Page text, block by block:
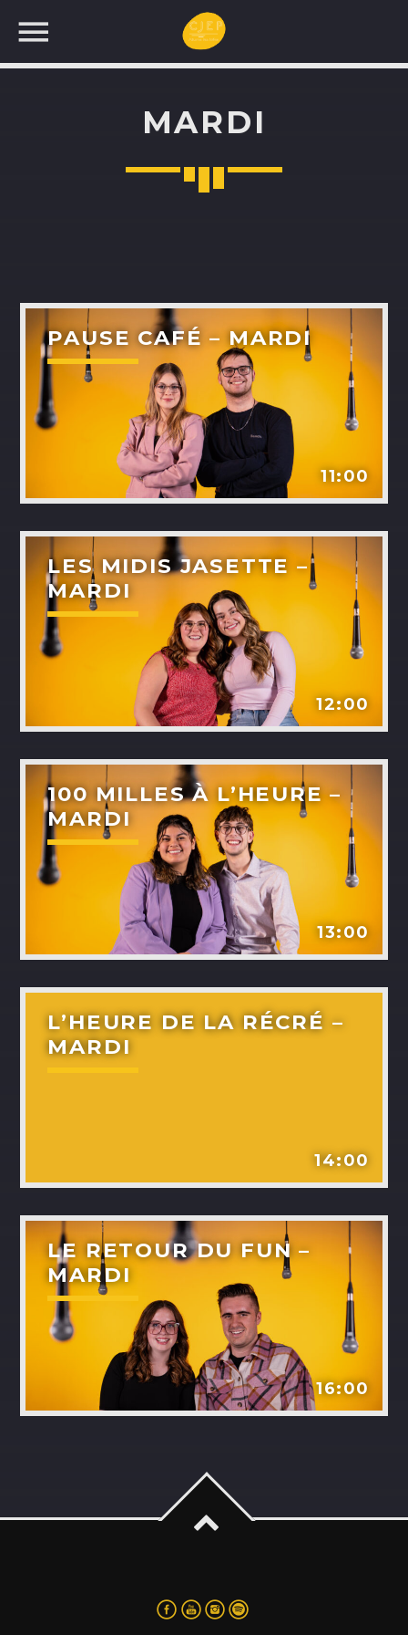
UNE NOUVELLE
NOS ANIMATEURS
JUSTIN SAVOIE
SANDRINE LABELLE
DOMINICK BOUCHARD
H25
ASHLEY COURNOYER NADEAU
ALEX BOUCHARD
H25
TOUS LES ANIMATEURS
MARDI
PAUSE CAFÉ – MARDI
11:00
LES MIDIS JASETTE –
MARDI
12:00
100 MILLES À L’HEURE –
MARDI
13:00
L’HEURE DE LA RÉCRÉ –
MARDI
14:00
LE RETOUR DU FUN –
MARDI
16:00